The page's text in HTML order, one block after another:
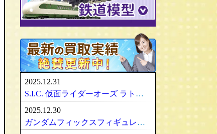
ULTRA-ACT
SDX
メズコ/MEZCO
プレイアーツ/PLAY ARTS
RAH
VCD
化物語・偽物語
百花繚乱
アルター/ALTER
グッドスマイルカンパニー
壽屋/コトブキヤ
グリフォンエンタープライズ
フリーイング/FREEing
リカちゃん
バービー
シルバニアファミリー
マドレーヌちゃん
ベアブリック・BE＠RBRICK
メディコムトイ
hpiレーシング
ノレブ/NOREV
ダイヤペット/Diapet
アオシマ / DISM
ブラーゴ/Bburago
ヘルパ/herpa
大盛屋 ミクロペット
イクソ/IXO
ﾋﾞｰﾋﾞｰｱｰﾙ/BBR
ガンダム/GUNDAM
アーマード・コア
スーパーロボット大戦
魔神英雄伝ワタル
車・バイク
戦車・軍用機・軍艦
旅客機/飛行機
カトー/KATO
トミックス/TOMIX
ﾏｲｸﾛｴｰｽ/MICRO ACE
ｸﾞﾘｰﾝﾏｯｸｽ/GREENMAX
ワールド工芸
2025.12.31
S.I.C. 仮面ライダーオーズ ラトラーターコンボ買取
2025.12.30
ガンダムフィックスフィギュレーション GFF おまとめ買取！